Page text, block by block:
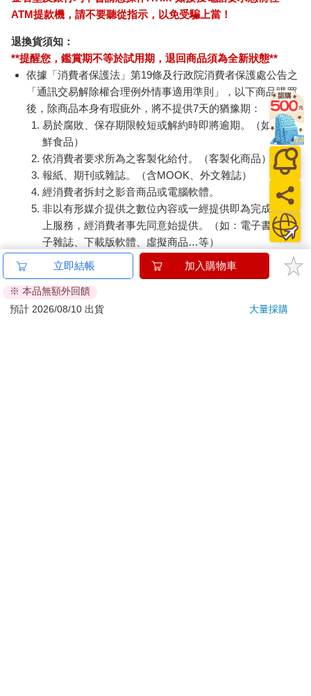
ATM提款機，請不要聽從指示，以免受騙上當！
退換貨須知：
**提醒您，鑑賞期不等於試用期，退回商品須為全新狀態**
依據「消費者保護法」第19條及行政院消費者保護處公告之
「通訊交易解除權合理例外情事適用準則」，以下商品購買
後，除商品本身有瑕疵外，將不提供7天的猶豫期：
易於腐敗、保存期限較短或解約時即將逾期。（如：生
鮮食品）
依消費者要求所為之客製化給付。（客製化商品）
報紙、期刊或雜誌。（含MOOK、外文雜誌）
經消費者拆封之影音商品或電腦軟體。
非以有形媒介提供之數位內容或一經提供即為完成之線
上服務，經消費者事先同意始提供。（如：電子書、電
子雜誌、下載版軟體、虛擬商品…等）
已拆封之個人衛生用品。（如：內衣褲、刮鬍刀、除毛
刀…等）
若非上列種類商品，均享有到貨7天的猶豫期（含例假
日）。
立即結帳 加入購物車
※ 本品無額外回饋
預計 2026/08/10 出貨
大量採購